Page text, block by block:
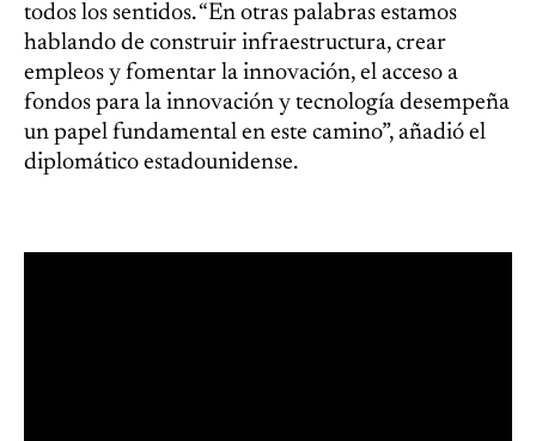
todos los sentidos. “En otras palabras estamos
hablando de construir infraestructura, crear
empleos y fomentar la innovación, el acceso a
fondos para la innovación y tecnología desempeña
un papel fundamental en este camino”, añadió el
diplomático estadounidense.